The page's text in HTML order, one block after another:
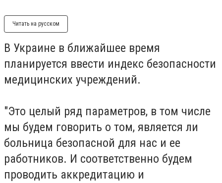
Читать на русском
В Украине в ближайшее время
планируется ввести индекс безопасности
медицинских учреждений.
"Это целый ряд параметров, в том числе
мы будем говорить о том, является ли
больница безопасной для нас и ее
работников. И соответственно будем
проводить аккредитацию и